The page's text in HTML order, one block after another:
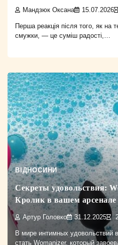
Мандзюк Оксана 15.07.2026
Перша реакція після того, як на
смужки, — це суміш радості,…
ВІДНОСИНИ
Секреты удовольствия:
Кролик в вашем арсенале
Артур Головко 31.12.2025
В мире интимных
стать Womanizer, который